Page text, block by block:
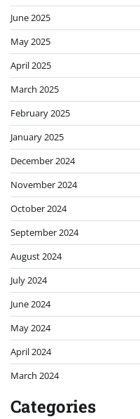
June 2025
May 2025
April 2025
March 2025
February 2025
January 2025
December 2024
November 2024
October 2024
September 2024
August 2024
July 2024
June 2024
May 2024
April 2024
March 2024
Categories